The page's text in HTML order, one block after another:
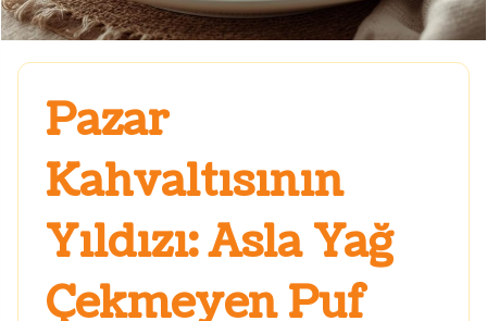
Pazar
Kahvaltısının
Yıldızı: Asla Yağ
Çekmeyen Puf